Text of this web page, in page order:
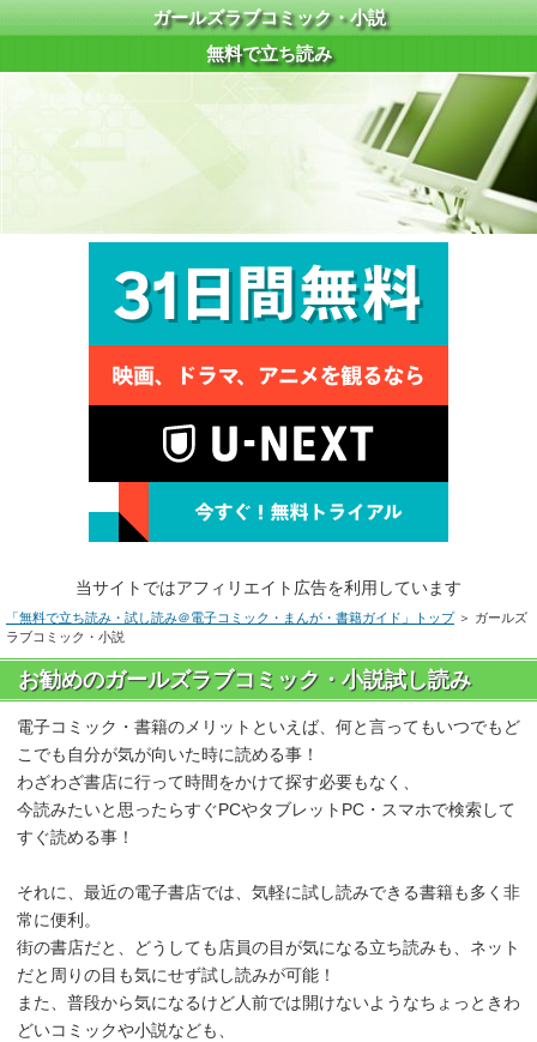
ガールズラブコミック・小説
無料で立ち読み
当サイトではアフィリエイト広告を利用しています
「無料で立ち読み・試し読み＠電子コミック・まんが・書籍ガイド」トップ＞ ガールズ
ラブコミック・小説
お勧めのガールズラブコミック・小説試し読み
電子コミック・書籍のメリットといえば、何と言ってもいつでもど
こでも自分が気が向いた時に読める事！
わざわざ書店に行って時間をかけて探す必要もなく、
今読みたいと思ったらすぐPCやタブレットPC・スマホで検索して
すぐ読める事！
それに、最近の電子書店では、気軽に試し読みできる書籍も多く非
常に便利。
街の書店だと、どうしても店員の目が気になる立ち読みも、ネット
だと周りの目も気にせず試し読みが可能！
また、普段から気になるけど人前では開けないようなちょっときわ
どいコミックや小説なども、